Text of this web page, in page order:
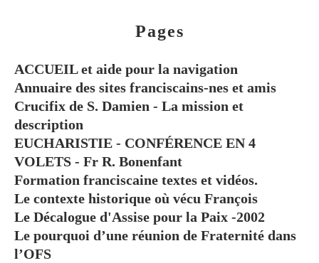
Pages
ACCUEIL et aide pour la navigation
Annuaire des sites franciscains-nes et amis
Crucifix de S. Damien - La mission et
description
EUCHARISTIE - CONFÉRENCE EN 4
VOLETS - Fr R. Bonenfant
Formation franciscaine textes et vidéos.
Le contexte historique où vécu François
Le Décalogue d'Assise pour la Paix -2002
Le pourquoi d’une réunion de Fraternité dans
l’OFS